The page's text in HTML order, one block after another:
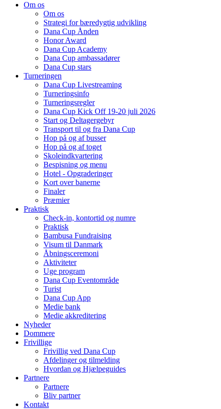
Om os
Om os
Strategi for bæredygtig udvikling
Dana Cup Ånden
Honor Award
Dana Cup Academy
Dana Cup ambassadører
Dana Cup stars
Turneringen
Dana Cup Livestreaming
Turneringsinfo
Turneringsregler
Dana Cup Kick Off 19-20 juli 2026
Start og Deltagergebyr
Transport til og fra Dana Cup
Hop på og af busser
Hop på og af toget
Skoleindkvartering
Bespisning og menu
Hotel - Opgraderinger
Kort over banerne
Finaler
Præmier
Praktisk
Check-in, kontortid og numre
Praktisk
Bambusa Fundraising
Visum til Danmark
Åbningsceremoni
Aktiviteter
Uge program
Dana Cup Eventområde
Turist
Dana Cup App
Medie bank
Medie akkreditering
Nyheder
Dommere
Frivillige
Frivillig ved Dana Cup
Afdelinger og tilmelding
Hvordan og Hjælpeguides
Partnere
Partnere
Bliv partner
Kontakt